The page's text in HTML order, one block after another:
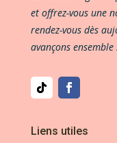
et offrez-vous une
rendez-vous dès
avançons
Liens utiles